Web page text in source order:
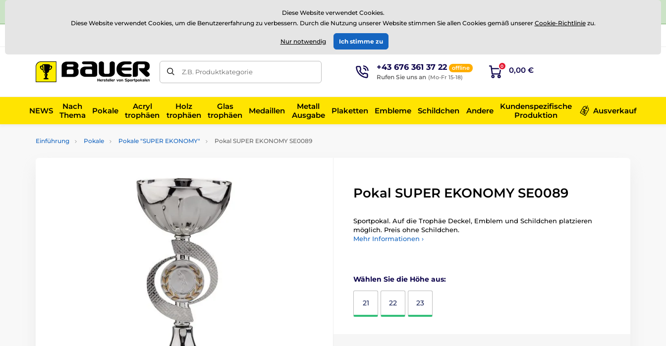
⭐Siehe 504 verifizierte Bewertungen aufTrustpilot
EUR
Z.B. Produktkategorie +43 676 361 37 22 offline
Rufen Sie uns an (Mo-Fr 15-18)
0 0,00 €
NEWS
Nach
Thema
Pokale
Acryl
trophäen
Holz
trophäen
Glas
trophäen
Medaillen
Metall
Ausgabe
Plaketten Embleme Schildchen Andere
Kundenspezifische
Produktion
Ausverkauf
Einführung Pokale Pokale "SUPER EKONOMY" Pokal SUPER EKONOMY SE0089
Pokal SUPER EKONOMY SE0089
Sportpokal. Auf die Trophäe Deckel, Emblem und Schildchen platzieren
möglich. Preis ohne Schildchen.
Mehr Informationen ›
Wählen Sie die Höhe aus:
21 22 23
Diese Website verwendet Cookies.
Diese Website verwendet Cookies, um die Benutzererfahrung zu verbessern. Durch die Nutzung unserer Website stimmen Sie allen Cookies gemäß unserer Cookie-Richtliniezu.
Nur notwendig Ich stimme zu